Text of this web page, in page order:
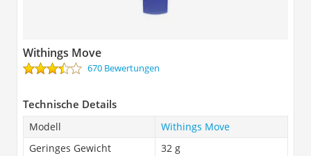
Withings Move
670 Bewertungen
Technische Details
Modell
Withings Move
Geringes Gewicht
32 g